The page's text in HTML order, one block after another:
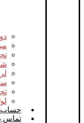
حساب
تماس